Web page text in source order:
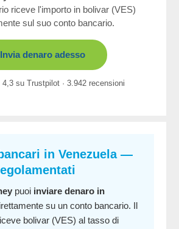
riceve l'importo in bolivar (VES)
sul suo conto bancario.
Invia denaro adesso
4,3 su Trustpilot · 3.942 recensioni
in Venezuela —
puoi inviare denaro in
su un conto bancario. Il
bolivar (VES) al tasso di